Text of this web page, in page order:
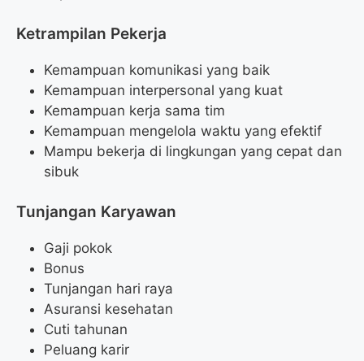
Ketrampilan Pekerja
Kemampuan komunikasi yang baik
Kemampuan interpersonal yang kuat
Kemampuan kerja sama tim
Kemampuan mengelola waktu yang efektif
Mampu bekerja di lingkungan yang cepat dan
sibuk
Tunjangan Karyawan
Gaji pokok
Bonus
Tunjangan hari raya
Asuransi kesehatan
Cuti tahunan
Peluang karir